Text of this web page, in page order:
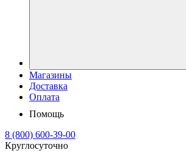
Магазины
Доставка
Оплата
Помощь
8 (800) 600-39-00
Круглосуточно